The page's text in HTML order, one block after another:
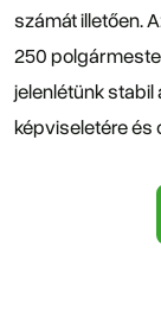
számát illetően.
250
jelenlétünk
képviseletére és